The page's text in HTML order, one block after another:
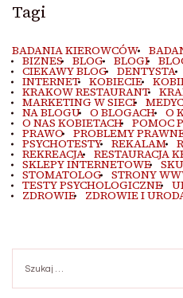
Tagi
BADANIA KIEROWCÓW
BIZNES BLOG BLOGI
CIEKAWY BLOG DENTYSTA
INTERNET KOBIECIE
KRAKOW RESTAURANT
MARKETING W SIECI
NA BLOGU O BLOGACH O
O NAS KOBIETACH POMOC
PRAWO PROBLEMY
PSYCHOTESTY REKALAM
REKREACJA RESTAURACJA
SKLEPY INTERNETOWE
STOMATOLOG STRONY
TESTY PSYCHOLOGICZNE
ZDROWIE ZDROWIE I